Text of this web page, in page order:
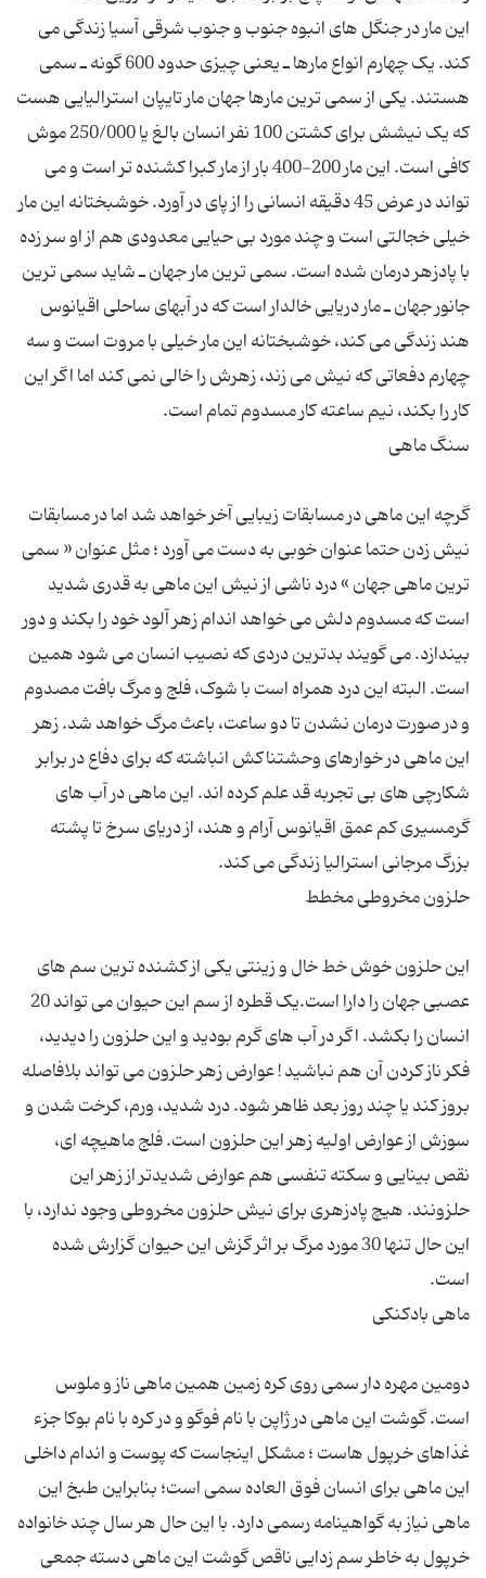
این مار در جنگل های انبوه جنوب و جنوب شرقی آسیا زندگی می
کند. یک چهارم انواع مارها ـ یعنی چیزی حدود 600 گونه ـ سمی
هستند. یکی از سمی ترین مارها جهان مار تایپان استرالیایی هست
که یک نیشش برای کشتن 100 نفر انسان بالغ یا 250/000 موش
کافی است. این مار 200-400 بار از مار کبرا کشنده تر است و می
تواند در عرض 45 دقیقه انسانی را از پای در آورد. خوشبختانه این مار
خیلی خجالتی است و چند مورد بی حیایی معدودی هم از او سر زده
با پادزهر درمان شده است. سمی ترین مار جهان ـ شاید سمی ترین
جانور جهان ـ مار دریایی خالدار است که در آبهای ساحلی اقیانوس
هند زندگی می کند، خوشبختانه این مار خیلی با مروت است و سه
چهارم دفعاتی که نیش می زند، زهرش را خالی نمی کند اما اگر این
گرچه این ماهی در مسابقات زیبایی آخر خواهد شد اما در مسابقات
نیش زدن حتما عنوان خوبی به دست می آورد ؛ مثل عنوان « سمی
ترین ماهی جهان » درد ناشی از نیش این ماهی به قدری شدید
است که مسدوم دلش می خواهد اندام زهر آلود خود را بکند و دور
بیندازد. می گویند بدترین دردی که نصیب انسان می شود همین
است. البته این درد همراه است با شوک، فلج و مرگ بافت مصدوم
و در صورت درمان نشدن تا دو ساعت، باعث مرگ خواهد شد. زهر
این ماهی در خوارهای وحشتناکش انباشته که برای دفاع در برابر
شکارچی های بی تجربه قد علم کرده اند. این ماهی در آب های
گرمسیری کم عمق اقیانوس آرام و هند، از دریای سرخ تا پشته
این حلزون خوش خط خال و زینتی یکی از کشنده ترین سم های
عصبی جهان را دارا است.یک قطره از سم این حیوان می تواند 20
انسان را بکشد. اگر در آب های گرم بودید و این حلزون را دیدید،
فکر ناز کردن آن هم نباشید ! عوارض زهر حلزون می تواند بلافاصله
بروز کند یا چند روز بعد ظاهر شود. درد شدید، ورم، کرخت شدن و
سوزش از عوارض اولیه زهر این حلزون است. فلج ماهیچه ای،
نقص بینایی و سکته تنفسی هم عوارض شدیدتر از زهر این
حلزونند. هیچ پادزهری برای نیش حلزون مخروطی وجود ندارد، با
این حال تنها 30 مورد مرگ بر اثر گزش این حیوان گزارش شده
دومین مهره دار سمی روی کره زمین همین ماهی ناز و ملوس
است. گوشت این ماهی در ژاپن با نام فوگو و در کره با نام بوکا جزء
غذاهای خرپول هاست ؛ مشکل اینجاست که پوست و اندام داخلی
این ماهی برای انسان فوق العاده سمی است؛ بنابراین طبخ این
ماهی نیاز به گواهینامه رسمی دارد. با این حال هر سال چند خانواده
خرپول به خاطر سم زدایی ناقص گوشت این ماهی دسته جمعی